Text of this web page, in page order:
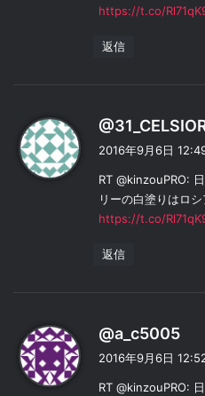
https://t.co/
返信
2016年9月6日
RT @kinzouPRO:
リーの白塗りはロ
https://t.co/
返信
@a_c5005
り
2016年9月6日
RT @kinzouPRO: